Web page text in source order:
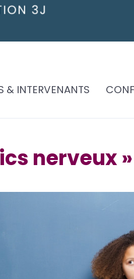
& INTERVENANTS
nerveux »